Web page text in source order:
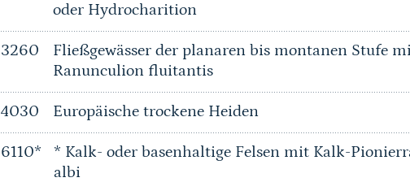
oder Hydrocharition
3260
Fließgewässer der planaren bis montanen Stufe
Ranunculion fluitantis
4030 Europäische trockene Heiden
6110*
* Kalk- oder basenhaltige Felsen mit Kalk-
albi